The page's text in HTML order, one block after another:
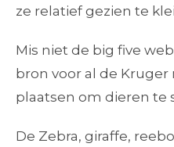
ze relatief gezien te
Mis niet de big five
bron voor al de
plaatsen om dieren te
De Zebra, giraffe,